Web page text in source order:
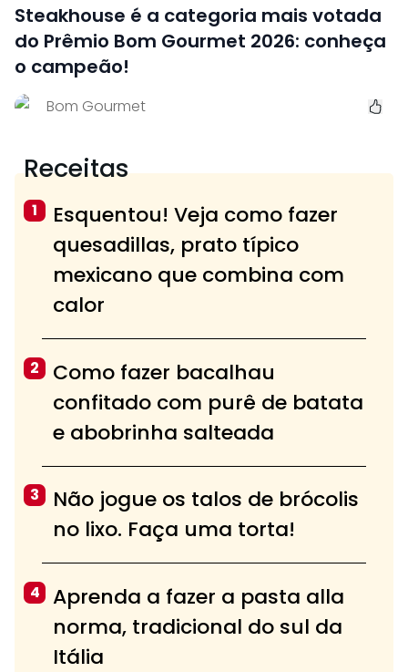
Steakhouse é a categoria mais votada
do Prêmio Bom Gourmet 2026: conheça
o campeão!
Bom Gourmet
Receitas
1
Esquentou! Veja como fazer
quesadillas, prato típico
mexicano que combina com
calor
2
Como fazer bacalhau
confitado com purê de batata
e abobrinha salteada
3
Não jogue os talos de brócolis
no lixo. Faça uma torta!
4
Aprenda a fazer a pasta alla
norma, tradicional do sul da
Itália